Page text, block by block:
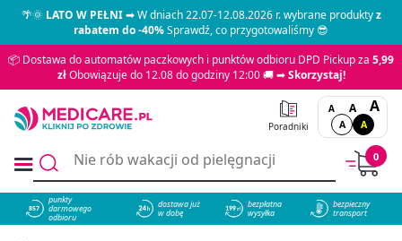
🌴🌞LATO W PEŁNI➡ W dniach 22.07-12.08.2026 r. wybrane produktyz
rabatem do -40%Sprawdź, co przygotowaliśmy 😎
📦 Dostawa do automatów paczkowych i punktów odbioru DPD Pickup za 5,99
złObowiązuje do 12.08 do godziny 12:00 🚚 ➡Skorzystaj!
Poradniki
A A A
A A
0
857
punkty
darmowego
odbioru
dostawa już
w dobę
bezpłatna
wysyłka
bezpieczny
transport